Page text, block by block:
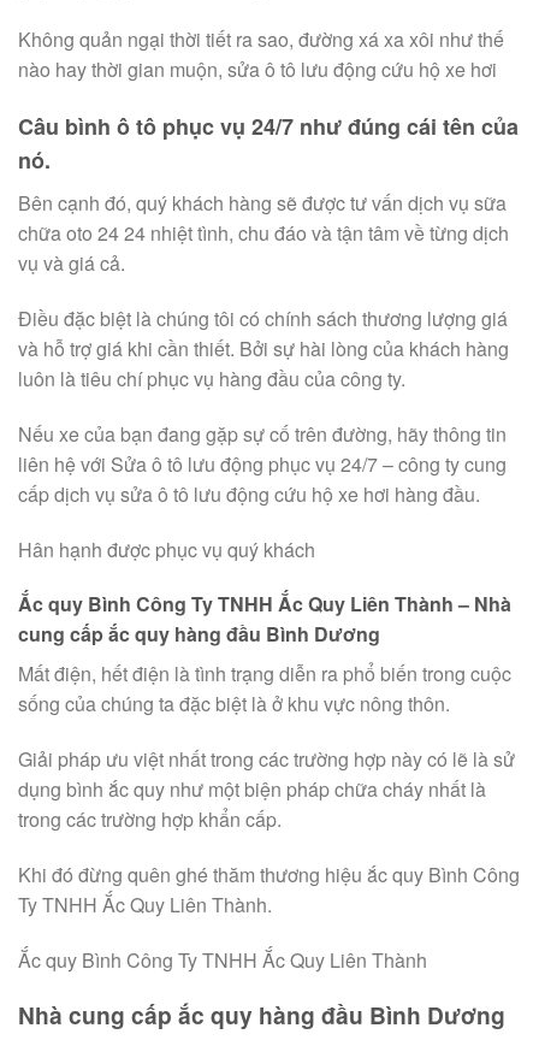
Không quản ngại thời tiết ra sao, đường xá xa xôi như thế
nào hay thời gian muộn, sửa ô tô lưu động cứu hộ xe hơi
Câu bình ô tô phục vụ 24/7 như đúng cái tên của
nó.
Bên cạnh đó, quý khách hàng sẽ được tư vấn dịch vụ sữa
chữa oto 24 24 nhiệt tình, chu đáo và tận tâm về từng dịch
vụ và giá cả.
Điều đặc biệt là chúng tôi có chính sách thương lượng giá
và hỗ trợ giá khi cần thiết. Bởi sự hài lòng của khách hàng
luôn là tiêu chí phục vụ hàng đầu của công ty.
Nếu xe của bạn đang gặp sự cố trên đường, hãy thông tin
liên hệ với Sửa ô tô lưu động phục vụ 24/7 – công ty cung
cấp dịch vụ sửa ô tô lưu động cứu hộ xe hơi hàng đầu.
Hân hạnh được phục vụ quý khách
Ắc quy Bình Công Ty TNHH Ắc Quy Liên Thành – Nhà
cung cấp ắc quy hàng đầu Bình Dương
Mất điện, hết điện là tình trạng diễn ra phổ biến trong cuộc
sống của chúng ta đặc biệt là ở khu vực nông thôn.
Giải pháp ưu việt nhất trong các trường hợp này có lẽ là sử
dụng bình ắc quy như một biện pháp chữa cháy nhất là
trong các trường hợp khẩn cấp.
Khi đó đừng quên ghé thăm thương hiệu ắc quy Bình Công
Ty TNHH Ắc Quy Liên Thành.
Ắc quy Bình Công Ty TNHH Ắc Quy Liên Thành
Nhà cung cấp ắc quy hàng đầu Bình Dương